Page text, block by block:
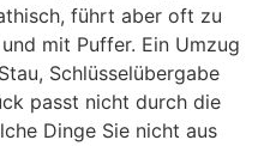
führt aber oft zu
mit Puffer. Ein Umzug
Schlüsselübergabe
passt nicht durch die
Dinge Sie nicht aus